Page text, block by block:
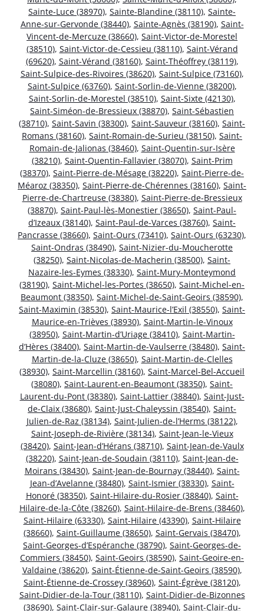
Sainte-Luce (38970), Sainte-Blandine (38110), Sainte-
Anne-sur-Gervonde (38440), Sainte-Agnès (38190), Saint-
Vincent-de-Mercuze (38660), Saint-Victor-de-Morestel
(38510), Saint-Victor-de-Cessieu (38110), Saint-Vérand
(69620), Saint-Vérand (38160), Saint-Théoffrey (38119),
Saint-Sulpice-des-Rivoires (38620), Saint-Sulpice (73160),
Saint-Sulpice (63760), Saint-Sorlin-de-Vienne (38200),
Saint-Sorlin-de-Morestel (38510), Saint-Sixte (42130),
Saint-Siméon-de-Bressieux (38870), Saint-Sébastien
(38710), Saint-Savin (38300), Saint-Sauveur (38160), Saint-
Romans (38160), Saint-Romain-de-Surieu (38150), Saint-
Romain-de-Jalionas (38460), Saint-Quentin-sur-Isère
(38210), Saint-Quentin-Fallavier (38070), Saint-Prim
(38370), Saint-Pierre-de-Mésage (38220), Saint-Pierre-de-
Méaroz (38350), Saint-Pierre-de-Chérennes (38160), Saint-
Pierre-de-Chartreuse (38380), Saint-Pierre-de-Bressieux
(38870), Saint-Paul-lès-Monestier (38650), Saint-Paul-
d’Izeaux (38140), Saint-Paul-de-Varces (38760), Saint-
Pancrasse (38660), Saint-Ours (73410), Saint-Ours (63230),
Saint-Ondras (38490), Saint-Nizier-du-Moucherotte
(38250), Saint-Nicolas-de-Macherin (38500), Saint-
Nazaire-les-Eymes (38330), Saint-Mury-Monteymond
(38190), Saint-Michel-les-Portes (38650), Saint-Michel-en-
Beaumont (38350), Saint-Michel-de-Saint-Geoirs (38590),
Saint-Maximin (38530), Saint-Maurice-l’Exil (38550), Saint-
Maurice-en-Trièves (38930), Saint-Martin-le-Vinoux
(38950), Saint-Martin-d’Uriage (38410), Saint-Martin-
d’Hères (38400), Saint-Martin-de-Vaulserre (38480), Saint-
Martin-de-la-Cluze (38650), Saint-Martin-de-Clelles
(38930), Saint-Marcellin (38160), Saint-Marcel-Bel-Accueil
(38080), Saint-Laurent-en-Beaumont (38350), Saint-
Laurent-du-Pont (38380), Saint-Lattier (38840), Saint-Just-
de-Claix (38680), Saint-Just-Chaleyssin (38540), Saint-
Julien-de-Raz (38134), Saint-Julien-de-l’Herms (38122),
Saint-Joseph-de-Rivière (38134), Saint-Jean-le-Vieux
(38420), Saint-Jean-d’Hérans (38710), Saint-Jean-de-Vaulx
(38220), Saint-Jean-de-Soudain (38110), Saint-Jean-de-
Moirans (38430), Saint-Jean-de-Bournay (38440), Saint-
Jean-d’Avelanne (38480), Saint-Ismier (38330), Saint-
Honoré (38350), Saint-Hilaire-du-Rosier (38840), Saint-
Hilaire-de-la-Côte (38260), Saint-Hilaire-de-Brens (38460),
Saint-Hilaire (63330), Saint-Hilaire (43390), Saint-Hilaire
(38660), Saint-Guillaume (38650), Saint-Gervais (38470),
Saint-Georges-d’Espéranche (38790), Saint-Georges-de-
Commiers (38450), Saint-Geoirs (38590), Saint-Geoire-en-
Valdaine (38620), Saint-Étienne-de-Saint-Geoirs (38590),
Saint-Étienne-de-Crossey (38960), Saint-Égrève (38120),
Saint-Didier-de-la-Tour (38110), Saint-Didier-de-Bizonnes
(38690), Saint-Clair-sur-Galaure (38940), Saint-Clair-du-